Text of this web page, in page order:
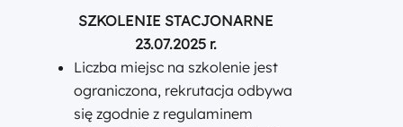
SZKOLENIE STACJONARNE
23.07.2025 r.
Liczba miejsc na szkolenie jest
ograniczona, rekrutacja odbywa
się zgodnie z regulaminem